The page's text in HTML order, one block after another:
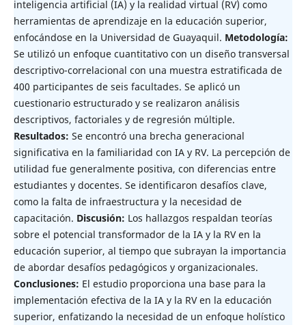
inteligencia artificial (IA) y la realidad virtual (RV) como
herramientas de aprendizaje en la educación superior,
enfocándose en la Universidad de Guayaquil. Metodología:
Se utilizó un enfoque cuantitativo con un diseño transversal
descriptivo-correlacional con una muestra estratificada de
400 participantes de seis facultades. Se aplicó un
cuestionario estructurado y se realizaron análisis
descriptivos, factoriales y de regresión múltiple.
Resultados: Se encontró una brecha generacional
significativa en la familiaridad con IA y RV. La percepción de
utilidad fue generalmente positiva, con diferencias entre
estudiantes y docentes. Se identificaron desafíos clave,
como la falta de infraestructura y la necesidad de
capacitación. Discusión: Los hallazgos respaldan teorías
sobre el potencial transformador de la IA y la RV en la
educación superior, al tiempo que subrayan la importancia
de abordar desafíos pedagógicos y organizacionales.
Conclusiones: El estudio proporciona una base para la
implementación efectiva de la IA y la RV en la educación
superior, enfatizando la necesidad de un enfoque holístico